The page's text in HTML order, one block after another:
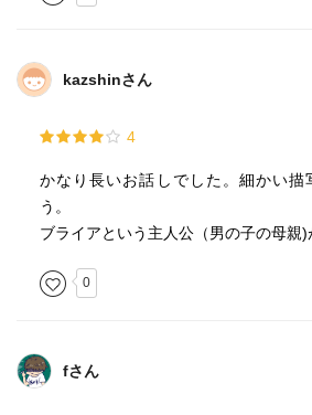
探しに、危険な街に入り込む息子「
「ジーク」が街に入ったことを知り
外〉の戻ってくることはできるのか
息を知ることはできるのか……。
展開… 有毒ガスに覆われた街、謎
ビ、ドリルマシン、飛行船、蒸気機
あまり物語に入り込めなかったので、
kazshinさん
4
かなり長いお話しでした。細かい描
う。
ブライアという主人公（男の子の母親)
0
fさん